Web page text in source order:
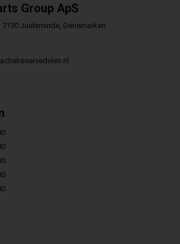
Group ApS
7130 Juelsminde, Denemarken